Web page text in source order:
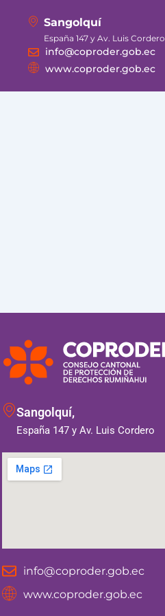
Sangolquí
España 147 y Av. Luis Cordero
info@coproder.gob.ec
www.coproder.gob.ec
Sangolquí,
España 147 y Av. Luis Cordero
info@coproder.gob.ec
www.coproder.gob.ec